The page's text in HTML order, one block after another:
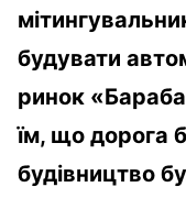
будувати
ринок
їм, що дорога
будівництво